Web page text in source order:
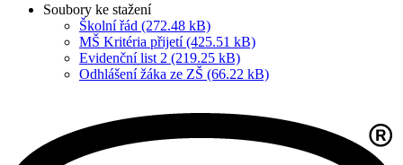
Soubory ke stažení
Školní řád (272.48 kB)
MŠ Kritéria přijetí (425.51 kB)
Evidenční list 2 (219.25 kB)
Odhlášení žáka ze ZŠ (66.22 kB)